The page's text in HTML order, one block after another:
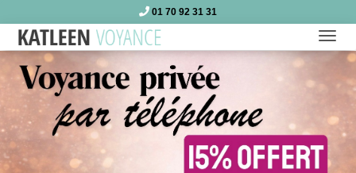
01 70 92 31 31